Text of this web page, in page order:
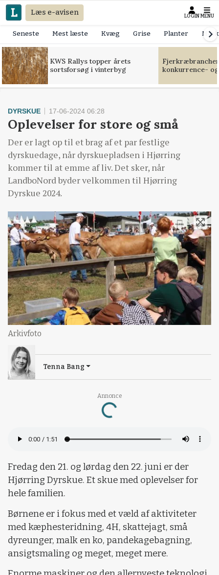
Læs e-avisen LOGIN MENU
Seneste Mest læste Kvæg Grise Planter
KWS Rallys topper årets
sortsforsøg i vinterbyg
konkurrence-
Annonce
Loading...
DYRSKUE 17-06-2024 06:28
Oplevelser for store og små
Der er lagt op til et brag af et par festlige
dyrskuedage, når dyrskuepladsen i Hjørring
kommer til at emme af liv. Det sker, når
LandboNord byder velkommen til Hjørring
Dyrskue 2024.
Arkivfoto
Tenna Bang
Fredag den 21. og lørdag den 22. juni er der
Hjørring Dyrskue. Et skue med oplevelser for
hele familien.
Børnene er i fokus med et væld af aktiviteter
med kæphesteridning, 4H, skattejagt, små
dyreunger, malk en ko, pandekagebagning,
ansigtsmaling og meget, meget mere.